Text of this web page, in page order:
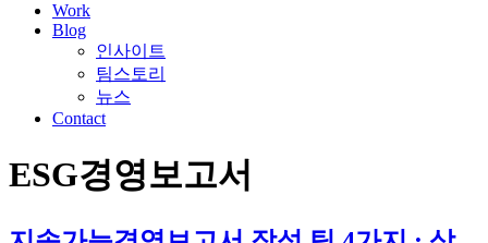
Work
Blog
인사이트
팀스토리
뉴스
Contact
ESG경영보고서